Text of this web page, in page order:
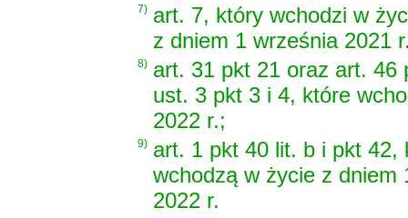
7) art. 7, który wchodzi w
z dniem 1 września 2021
8) art. 31 pkt 21 oraz art. 46
ust. 3 pkt 3 i 4, które
2022 r.;
9) art. 1 pkt 40 lit. b i pkt 42,
wchodzą w życie z dniem
2022 r.